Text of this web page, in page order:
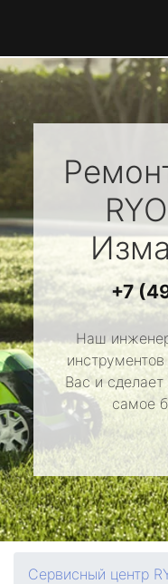
+7
Наш
Вас и
самое
Сервисный центр